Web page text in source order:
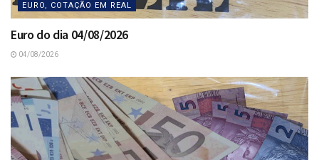
EURO, COTAÇÃO EM REAL
Euro do dia 04/08/2026
04/08/2026